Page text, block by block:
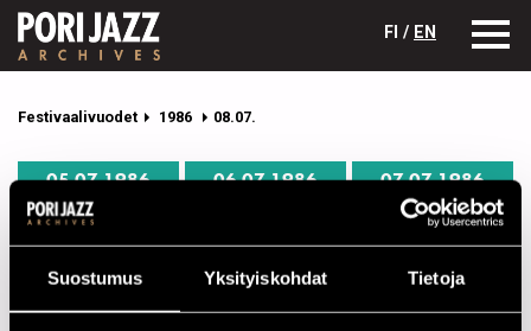
Suostumus Yksityiskohdat Tietoja
FI / EN
Festivaalivuodet 1986 08.07.
05.07.1986 06.07.1986
07.07.1986
08.07.1986
10.07.1986